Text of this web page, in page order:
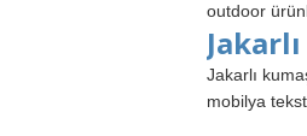
outdoor
Jakarlı
mobilya